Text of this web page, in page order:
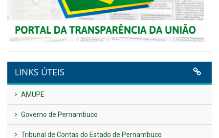
Plano Diretor – 2026
Publicado em: 14 de maio de 2026
VER TODAS NOTÍCIAS
UTILIDADE PÚBLICA